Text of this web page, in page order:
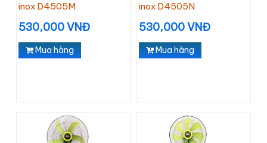
inox D4505M
530,000 VNĐ
Mua hàng
inox D4505N
530,000 VNĐ
Mua hàng